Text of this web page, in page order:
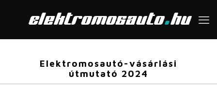
Elektromosautó-vásárlási
útmutató 2024